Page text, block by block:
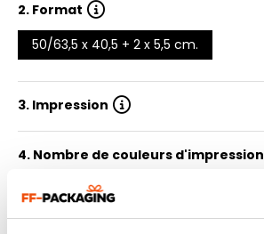
2. Format
50/63,5 x 40,5 + 2 x 5,5 cm.
3. Impression
4. Nombre de couleurs d'impression
5. Quantité